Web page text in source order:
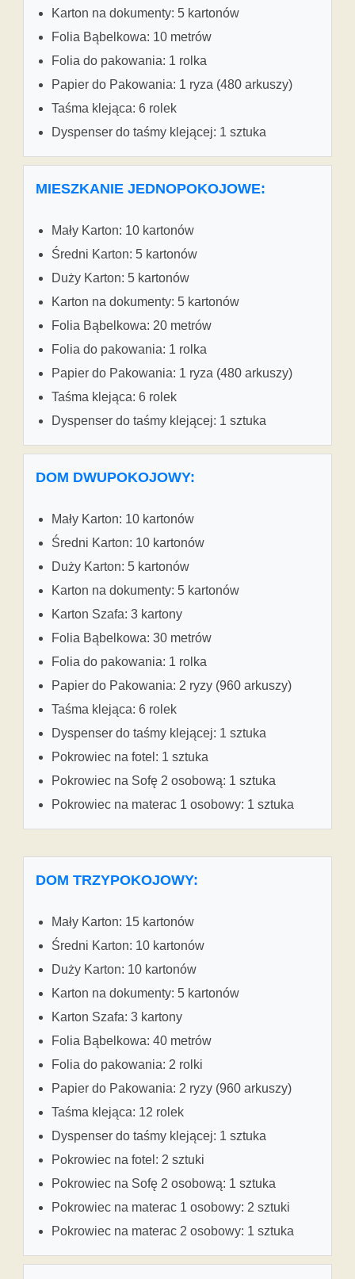
Karton na dokumenty: 5 kartonów
Folia Bąbelkowa: 10 metrów
Folia do pakowania: 1 rolka
Papier do Pakowania: 1 ryza (480 arkuszy)
Taśma klejąca: 6 rolek
Dyspenser do taśmy klejącej: 1 sztuka
MIESZKANIE JEDNOPOKOJOWE:
Mały Karton: 10 kartonów
Średni Karton: 5 kartonów
Duży Karton: 5 kartonów
Karton na dokumenty: 5 kartonów
Folia Bąbelkowa: 20 metrów
Folia do pakowania: 1 rolka
Papier do Pakowania: 1 ryza (480 arkuszy)
Taśma klejąca: 6 rolek
Dyspenser do taśmy klejącej: 1 sztuka
DOM DWUPOKOJOWY:
Mały Karton: 10 kartonów
Średni Karton: 10 kartonów
Duży Karton: 5 kartonów
Karton na dokumenty: 5 kartonów
Karton Szafa: 3 kartony
Folia Bąbelkowa: 30 metrów
Folia do pakowania: 1 rolka
Papier do Pakowania: 2 ryzy (960 arkuszy)
Taśma klejąca: 6 rolek
Dyspenser do taśmy klejącej: 1 sztuka
Pokrowiec na fotel: 1 sztuka
Pokrowiec na Sofę 2 osobową: 1 sztuka
Pokrowiec na materac 1 osobowy: 1 sztuka
DOM TRZYPOKOJOWY:
Mały Karton: 15 kartonów
Średni Karton: 10 kartonów
Duży Karton: 10 kartonów
Karton na dokumenty: 5 kartonów
Karton Szafa: 3 kartony
Folia Bąbelkowa: 40 metrów
Folia do pakowania: 2 rolki
Papier do Pakowania: 2 ryzy (960 arkuszy)
Taśma klejąca: 12 rolek
Dyspenser do taśmy klejącej: 1 sztuka
Pokrowiec na fotel: 2 sztuki
Pokrowiec na Sofę 2 osobową: 1 sztuka
Pokrowiec na materac 1 osobowy: 2 sztuki
Pokrowiec na materac 2 osobowy: 1 sztuka